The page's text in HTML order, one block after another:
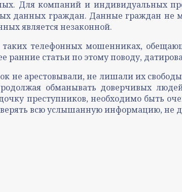
Для компаний и индивидуальных
данных граждан. Данные граждан
является незаконной.
телефонных мошенниках,
ранние статьи по этому поводу,
не арестовывали, не лишали их
обманывать доверчивых
преступников, необходимо быть
всю услышанную информацию, не